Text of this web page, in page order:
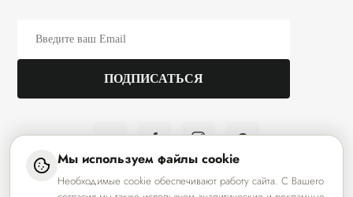
ООО «АЗЗАРАДИЗАЙН» УНП 291083546
Мы используем файлы cookie
Необходимые cookie обеспечивают работу сайта. С Вашего